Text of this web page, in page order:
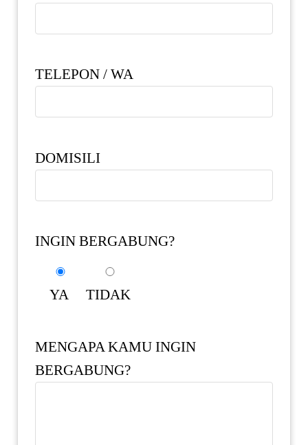
TELEPON / WA
DOMISILI
INGIN BERGABUNG?
YA TIDAK
MENGAPA KAMU INGIN
BERGABUNG?